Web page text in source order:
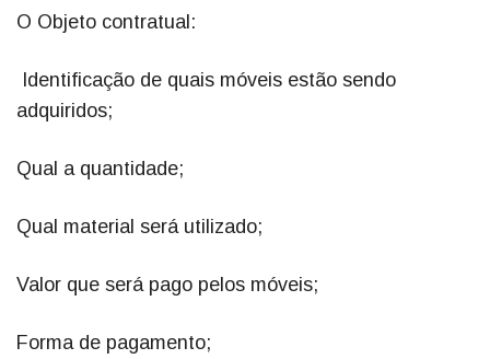
O Objeto contratual:
Identificação de quais móveis estão sendo
adquiridos;
Qual a quantidade;
Qual material será utilizado;
Valor que será pago pelos móveis;
Forma de pagamento;